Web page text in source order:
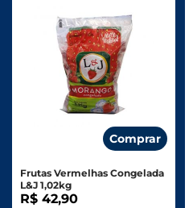
Comprar
Frutas Vermelhas Congelada
L&J 1,02kg
R$ 42,90